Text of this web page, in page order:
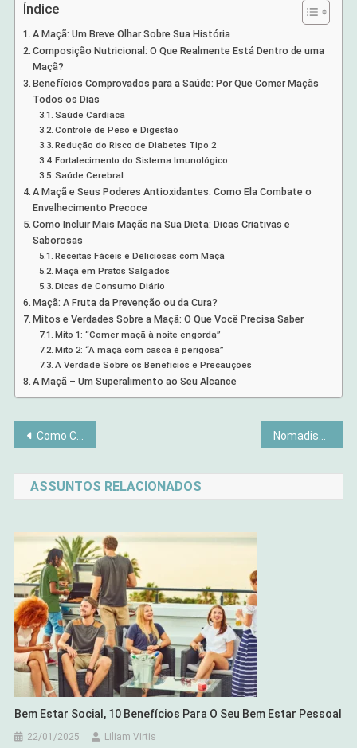
Índice
A Maçã: Um Breve Olhar Sobre Sua História
Composição Nutricional: O Que Realmente Está Dentro de uma
Maçã?
Benefícios Comprovados para a Saúde: Por Que Comer Maçãs
Todos os Dias
Saúde Cardíaca
Controle de Peso e Digestão
Redução do Risco de Diabetes Tipo 2
Fortalecimento do Sistema Imunológico
Saúde Cerebral
A Maçã e Seus Poderes Antioxidantes: Como Ela Combate o
Envelhecimento Precoce
Como Incluir Mais Maçãs na Sua Dieta: Dicas Criativas e
Saborosas
Receitas Fáceis e Deliciosas com Maçã
Maçã em Pratos Salgados
Dicas de Consumo Diário
Maçã: A Fruta da Prevenção ou da Cura?
Mitos e Verdades Sobre a Maçã: O Que Você Precisa Saber
Mito 1: “Comer maçã à noite engorda”
Mito 2: “A maçã com casca é perigosa”
A Verdade Sobre os Benefícios e Precauções
A Maçã – Um Superalimento ao Seu Alcance
Navegação
de
Post
Como Criar um Cantinho Perfeito para o Home Office Nomadismo Digital: O Lado Sombrio
ASSUNTOS RELACIONADOS
Bem Estar Social, 10 Benefícios Para O Seu Bem Estar Pessoal
22/01/2025 Liliam Virtis